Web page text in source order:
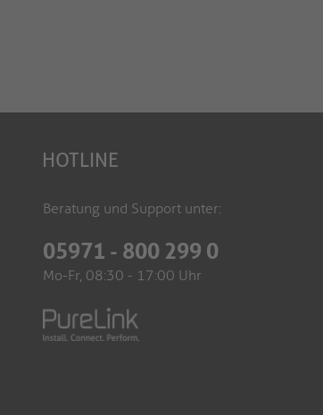
HOTLINE
Beratung und Support unter:
05971 - 800 299 0
Mo-Fr, 08:30 - 17:00 Uhr